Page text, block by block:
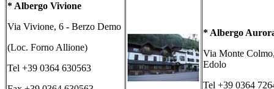
* Albergo Vivione
Via Vivione, 6 - Berzo Demo
(Loc. Forno Allione)
Tel +39 0364 630563
* Albergo
Via Monte
Edolo
Tel +39 0364